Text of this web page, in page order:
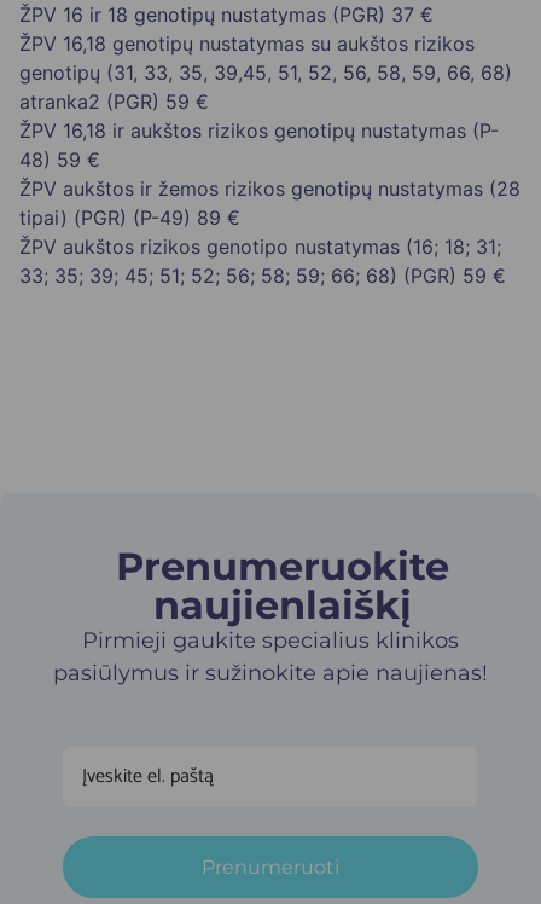
ŽPV 16 ir 18 genotipų nustatymas (PGR) 37 €
ŽPV 16,18 genotipų nustatymas su aukštos rizikos
genotipų (31, 33, 35, 39,45, 51, 52, 56, 58, 59, 66, 68)
atranka2 (PGR) 59 €
ŽPV 16,18 ir aukštos rizikos genotipų nustatymas (P-
48) 59 €
ŽPV aukštos ir žemos rizikos genotipų nustatymas (28
tipai) (PGR) (P-49) 89 €
ŽPV aukštos rizikos genotipo nustatymas (16; 18; 31;
33; 35; 39; 45; 51; 52; 56; 58; 59; 66; 68) (PGR) 59 €
Prenumeruokite
naujienlaiškį​
Pirmieji gaukite specialius klinikos
pasiūlymus ir sužinokite apie naujienas!
Prenumeruoti